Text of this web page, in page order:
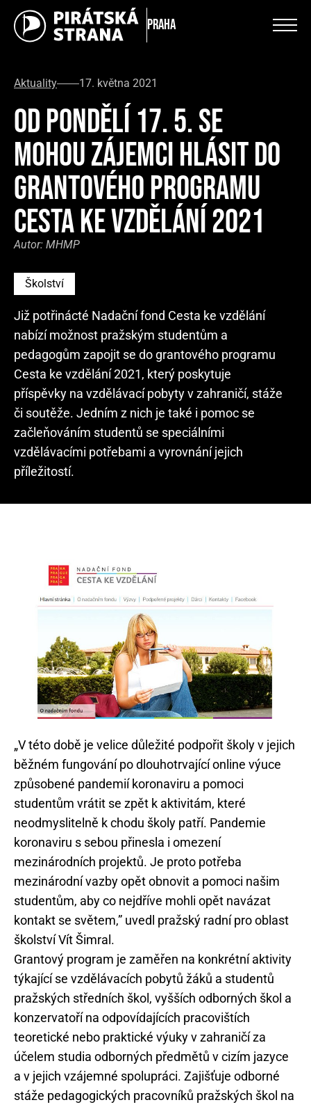
Praha
Aktuality 17. května 2021
OD PONDĚLÍ 17. 5. SE
MOHOU ZÁJEMCI HLÁSIT DO
GRANTOVÉHO PROGRAMU
CESTA KE VZDĚLÁNÍ 2021
Autor: MHMP
Školství
Již potřinácté Nadační fond Cesta ke vzdělání
nabízí možnost pražským studentům a
pedagogům zapojit se do grantového programu
Cesta ke vzdělání 2021, který poskytuje
příspěvky na vzdělávací pobyty v zahraničí, stáže
či soutěže. Jedním z nich je také i pomoc se
začleňováním studentů se speciálními
vzdělávacími potřebami a vyrovnání jejich
příležitostí.
„V této době je velice důležité podpořit školy v jejich
běžném fungování po dlouhotrvající online výuce
způsobené pandemií koronaviru a pomoci
studentům vrátit se zpět k aktivitám, které
neodmyslitelně k chodu školy patří. Pandemie
koronaviru s sebou přinesla i omezení
mezinárodních projektů. Je proto potřeba
mezinárodní vazby opět obnovit a pomoci našim
studentům, aby co nejdříve mohli opět navázat
kontakt se světem,” uvedl pražský radní pro oblast
školství Vít Šimral.
Grantový program je zaměřen na konkrétní aktivity
týkající se vzdělávacích pobytů žáků a studentů
pražských středních škol, vyšších odborných škol a
konzervatoří na odpovídajících pracovištích
teoretické nebo praktické výuky v zahraničí za
účelem studia odborných předmětů v cizím jazyce
a v jejich vzájemné spolupráci. Zajišťuje odborné
stáže pedagogických pracovníků pražských škol na